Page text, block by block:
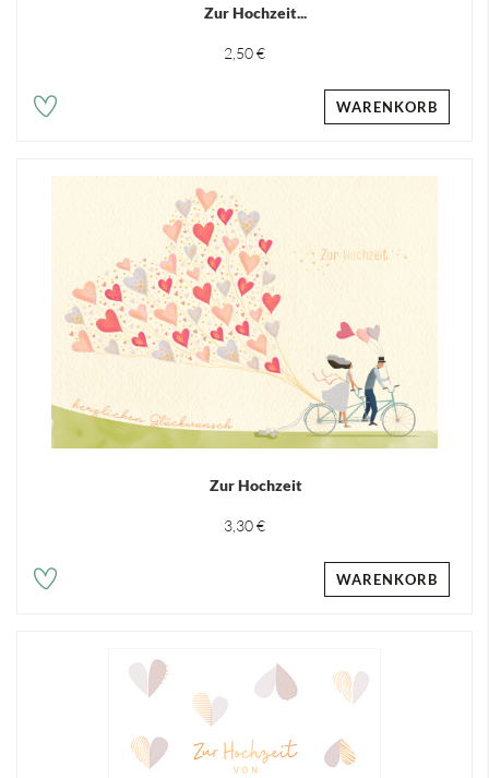
Zur Hochzeit...
2,50 €
WARENKORB
Zur Hochzeit
3,30 €
WARENKORB